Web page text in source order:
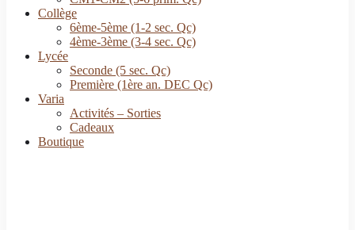
Collège
6ème-5ème (1-2 sec. Qc)
4ème-3ème (3-4 sec. Qc)
Lycée
Seconde (5 sec. Qc)
Première (1ère an. DEC Qc)
Varia
Activités – Sorties
Cadeaux
Boutique